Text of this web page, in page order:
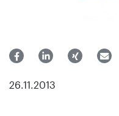
26.11.2013